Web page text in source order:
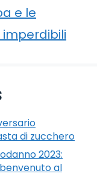
e le
di zucchero
2023:
al